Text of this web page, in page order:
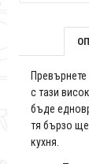
с тази
бъде
тя бързо
кухня.